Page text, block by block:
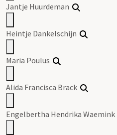
Jantje Huurdeman
Heintje Dankelschijn
Maria Poulus
Alida Francisca Brack
Engelbertha Hendrika Waemink